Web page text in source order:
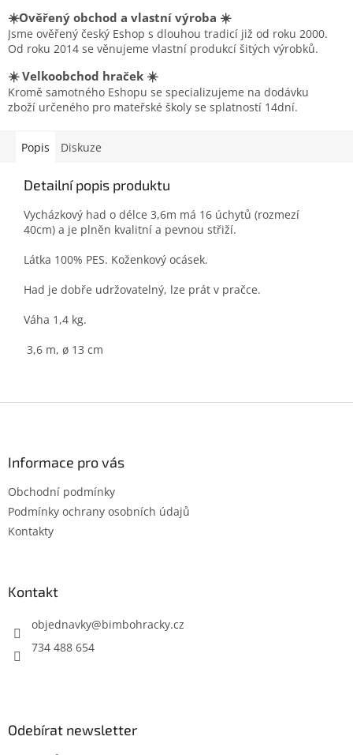
☀️Ověřený obchod a vlastní výroba ☀️
Jsme ověřený český Eshop s dlouhou tradicí již od roku 2000.
Od roku 2014 se věnujeme vlastní produkcí šitých výrobků.
☀️ Velkoobchod hraček ☀️
Kromě samotného Eshopu se specializujeme na dodávku
zboží určeného pro mateřské školy se splatností 14dní.
Popis Diskuze
Detailní popis produktu
Vycházkový had o délce 3,6m má 16 úchytů (rozmezí
40cm) a je plněn kvalitní a pevnou střiží.
Látka 100% PES. Koženkový ocásek.
Had je dobře udržovatelný, lze prát v pračce.
Váha 1,4 kg.
3,6 m, ø 13 cm
Informace pro vás
Obchodní podmínky
Podmínky ochrany osobních údajů
Kontakty
Kontakt
objednavky@bimbohracky.cz
734 488 654
Odebírat newsletter